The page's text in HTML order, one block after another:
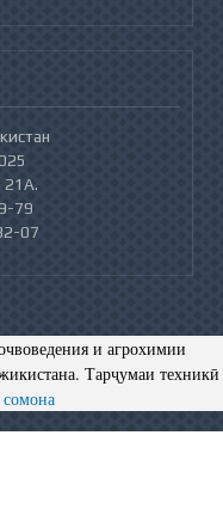
21А.
79
07
и агрохимии
Тарҷумаи техникӣ